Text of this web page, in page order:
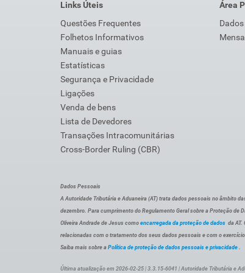
Links Úteis
Questões Frequentes
Folhetos Informativos
Manuais e guias
Estatísticas
Segurança e Privacidade
Ligações
Venda de bens
Lista de Devedores
Transações Intracomunitárias
Cross-Border Ruling (CBR)
Área
Dados Pessoais
A Autoridade Tributária e Aduaneira (AT) trata dados pessoais no âmbito
dezembro. Para cumprimento do Regulamento Geral sobre a Proteção de
Oliveira Andrade de Jesus como encarregada da proteção de dados da AT.
relacionadas com o tratamento dos seus dados pessoais e com o
Saiba mais sobre a Política de proteção de dados pessoais e privacidade .
Última atualização em 2026-02-25 | 3.3.15-6041 | Autoridade Tributária e